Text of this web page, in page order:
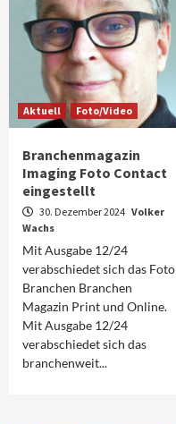
Aktuell Foto/Video
Branchenmagazin
Imaging Foto Contact
eingestellt
30. Dezember 2024 Volker
Wachs
Mit Ausgabe 12/24
verabschiedet sich das Foto
Branchen Branchen
Magazin Print und Online.
Mit Ausgabe 12/24
verabschiedet sich das
branchenweit...